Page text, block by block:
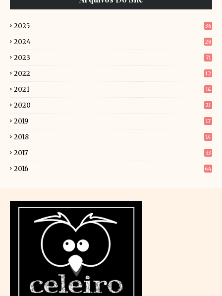
2025 36
2024 28
2023 71
2022
12
2021
14
2020 21
2019
17
2018
14
2017 33
2016 64